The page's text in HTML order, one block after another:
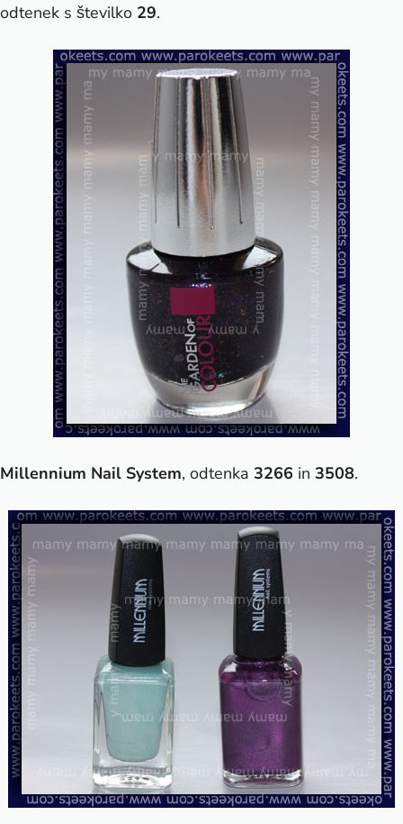
odtenek s številko 29.
Millennium Nail System, odtenka 3266 in 3508.